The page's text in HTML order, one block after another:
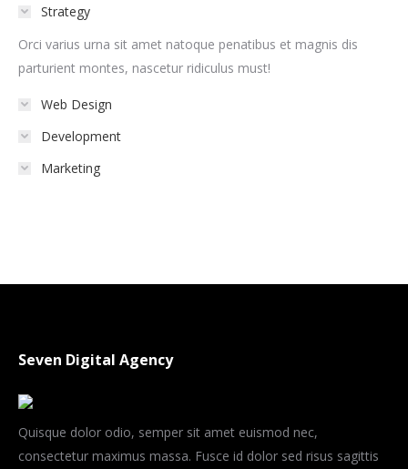
Strategy
Orci varius urna sit amet natoque penatibus et magnis dis
parturient montes, nascetur ridiculus must!
Web Design
Development
Marketing
Seven Digital Agency
Quisque dolor odio, semper sit amet euismod nec,
consectetur maximus massa. Fusce id dolor sed risus sagittis